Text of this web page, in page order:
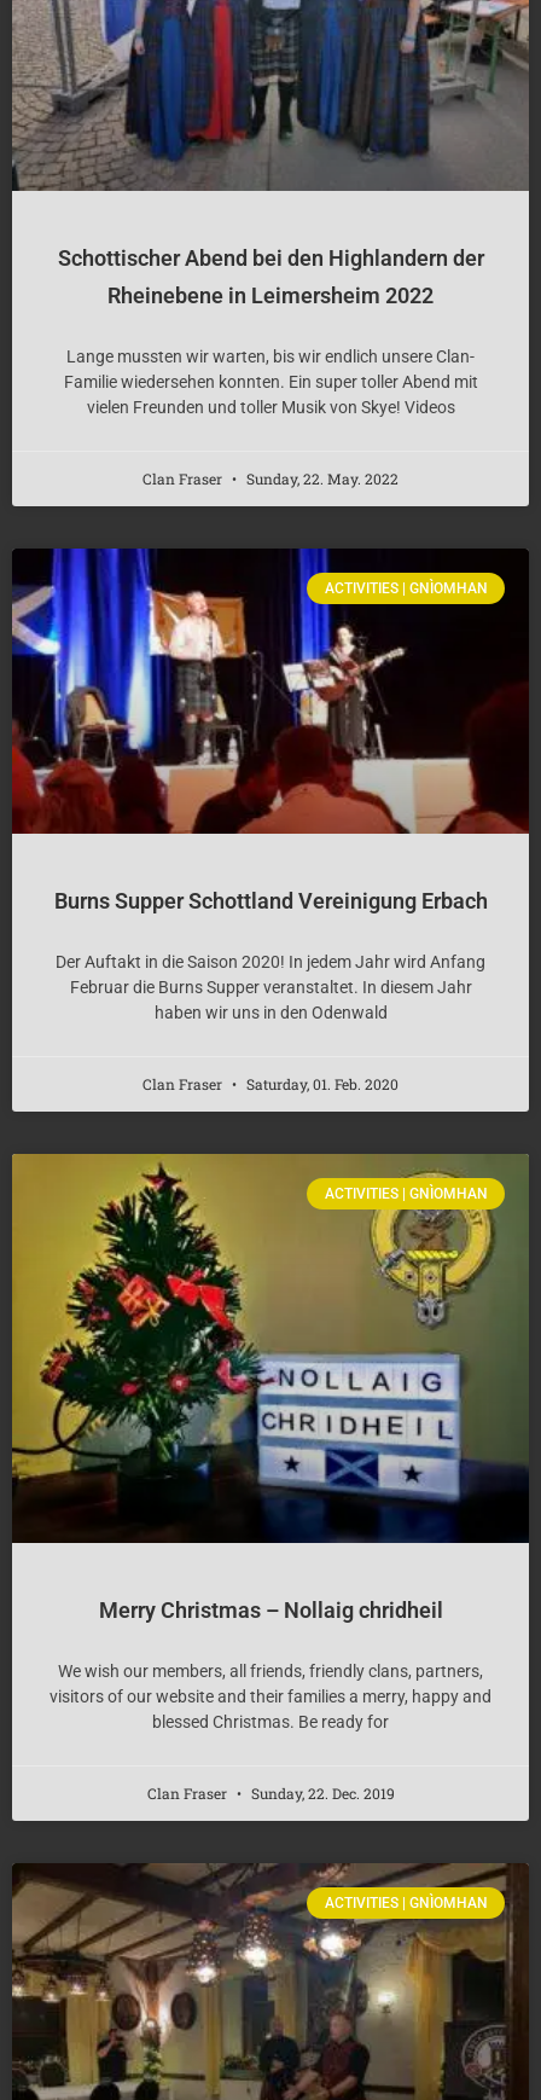
Schottischer Abend bei den Highlandern der
Rheinebene in Leimersheim 2022
Lange mussten wir warten, bis wir endlich unsere Clan-
Familie wiedersehen konnten. Ein super toller Abend mit
vielen Freunden und toller Musik von Skye! Videos
Clan Fraser Sunday, 22. May. 2022
ACTIVITIES | GNÌOMHAN
Burns Supper Schottland Vereinigung Erbach
Der Auftakt in die Saison 2020! In jedem Jahr wird Anfang
Februar die Burns Supper veranstaltet. In diesem Jahr
haben wir uns in den Odenwald
Clan Fraser Saturday, 01. Feb. 2020
ACTIVITIES | GNÌOMHAN
Merry Christmas – Nollaig chridheil
We wish our members, all friends, friendly clans, partners,
visitors of our website and their families a merry, happy and
blessed Christmas. Be ready for
Clan Fraser Sunday, 22. Dec. 2019
ACTIVITIES | GNÌOMHAN